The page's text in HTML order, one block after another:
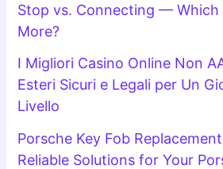
Stop vs. Connecting — Which
More?
I Migliori Casino Online Non
Esteri Sicuri e Legali per Un
Livello
Porsche Key Fob
Reliable Solutions for Your